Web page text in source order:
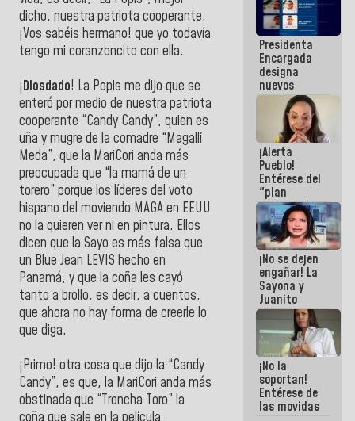
dicho, nuestra patriota cooperante.
¡Vos sabéis hermano! que yo todavía
tengo mi coranzoncito con ella.
¡Diosdado! La Popis me dijo que se
enteró por medio de nuestra patriota
cooperante “Candy Candy”, quien es
uña y mugre de la comadre “Magallí
Meda”, que la MariCori anda más
preocupada que “la mamá de un
torero” porque los líderes del voto
hispano del moviendo MAGA en EEUU
no la quieren ver ni en pintura. Ellos
dicen que la Sayo es más falsa que
un Blue Jean LEVIS hecho en
Panamá, y que la coña les cayó
tanto a brollo, es decir, a cuentos,
que ahora no hay forma de creerle lo
que diga.
¡Primo! otra cosa que dijo la “Candy
Candy”, es que, la MariCori anda más
obstinada que “Troncha Toro” la
escribir
hazlo hoy
por que no
sabemos si
la semana
que viene
hay
programa
Presidenta
Encargada
designa
nuevos
titulares en
Viceministerio
de Energía
Eléctrica y
CORPOELEC
¡Alerta
Pueblo!
Entérese del
"plan
enjambre"
de La Sayo
para
sabotear el
diálogo y
promover el
caos
¡No se dejen
engañar! La
Sayona y
Juanito
Alimaña son
harina del
mismo
costal
¡No la
soportan!
Entérese de
las movidas